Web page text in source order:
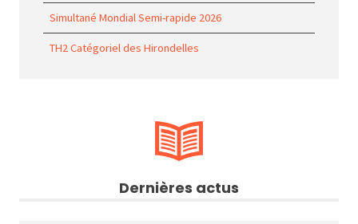
Simultané Mondial Semi-rapide 2026
TH2 Catégoriel des Hirondelles
Dernières actus